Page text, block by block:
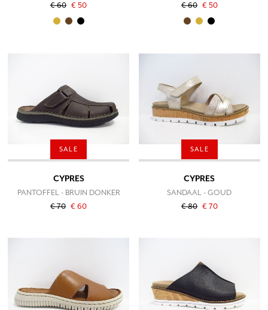
€ 60 € 50
€ 60 € 50
SALE
CYPRES
PANTOFFEL - BRUIN DONKER
€ 70 € 60
SALE
CYPRES
SANDAAL - GOUD
€ 80 € 70